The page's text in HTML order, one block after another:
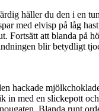
häller du den i en
med elvisp på låg
Fortsätt att blanda på
blir betydligt
hackade
in med en slickepott
Blanda runt